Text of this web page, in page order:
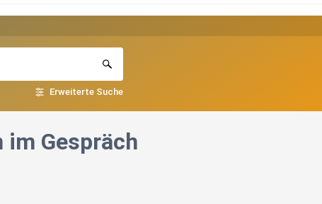
Erweiterte Suche
Gespräch